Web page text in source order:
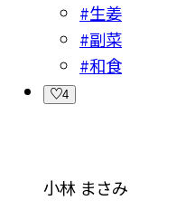
#生姜
#副菜
#和食
4
小林 まさみ